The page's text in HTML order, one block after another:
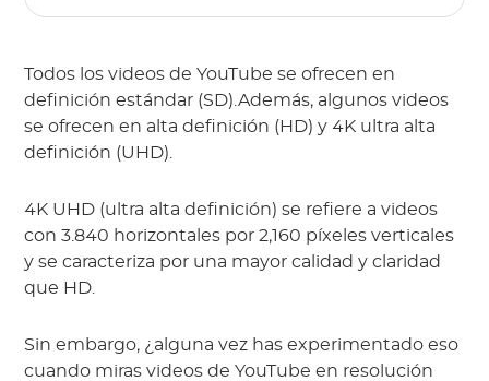
Todos los videos de YouTube se ofrecen en
definición estándar (SD).Además, algunos videos
se ofrecen en alta definición (HD) y 4K ultra alta
definición (UHD).
4K UHD (ultra alta definición) se refiere a videos
con 3.840 horizontales por 2,160 píxeles verticales
y se caracteriza por una mayor calidad y claridad
que HD.
Sin embargo, ¿alguna vez has experimentado eso
cuando miras videos de YouTube en resolución